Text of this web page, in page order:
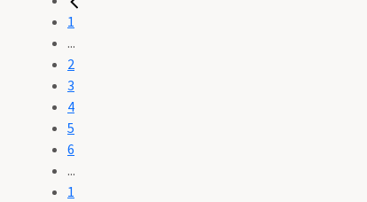
1
...
2
3
4
5
6
...
1